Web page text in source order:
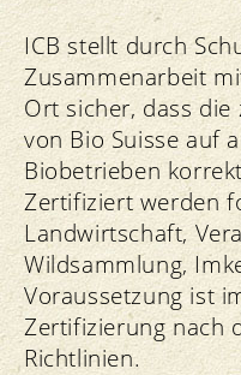
ICB stellt durch
Zusammenarbeit
Ort sicher, dass
von Bio Suisse auf
Biobetrieben
Zertifiziert werden
Landwirtschaft,
Wildsammlung,
Voraussetzung ist
Zertifizierung nach
Richtlinien.